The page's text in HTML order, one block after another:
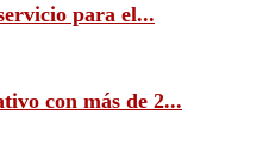
para el...
con más de 2...